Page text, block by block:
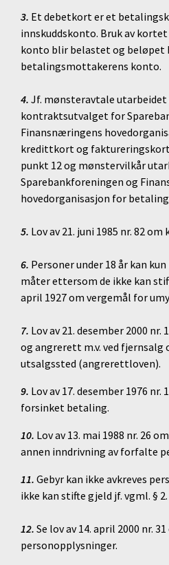
3. Et debetkort er et
innskuddskonto. Bruk av
konto blir belastet og
betalingsmottakerens konto.
4. Jf. mønsteravtale utarbeidet
kontraktsutvalget for
Finansnæringens
kredittkort og
punkt 12 og mønstervilkår
Sparebankforeningen og
hovedorganisasjon for
5. Lov av 21. juni 1985 nr. 82
6. Personer under 18 år kan
måter ettersom de ikke kan
april 1927 om vergemål for
7. Lov av 21. desember 2000
og angrerett m.v. ved
utsalgssted (angrerettloven).
9. Lov av 17. desember 1976 nr.
forsinket betaling.
10. Lov av 13. mai 1988 nr. 26
annen inndrivning av forfalte
11. Gebyr kan ikke avkreves
ikke kan stifte gjeld jf. vgml. § 2.
12. Se lov av 14. april 2000 nr.
personopplysninger.